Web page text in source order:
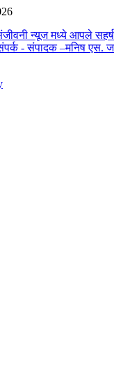
न्यूज मध्ये आपले सहर्ष
संपर्क - संपादक –मनिष एस.